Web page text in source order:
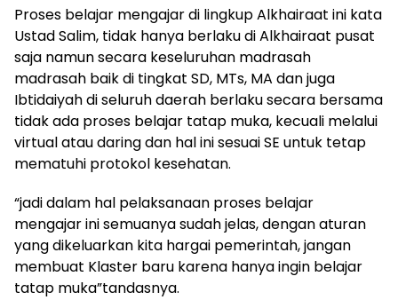
Proses belajar mengajar di lingkup Alkhairaat ini kata
Ustad Salim, tidak hanya berlaku di Alkhairaat pusat
saja namun secara keseluruhan madrasah
madrasah baik di tingkat SD, MTs, MA dan juga
Ibtidaiyah di seluruh daerah berlaku secara bersama
tidak ada proses belajar tatap muka, kecuali melalui
virtual atau daring dan hal ini sesuai SE untuk tetap
mematuhi protokol kesehatan.
“jadi dalam hal pelaksanaan proses belajar
mengajar ini semuanya sudah jelas, dengan aturan
yang dikeluarkan kita hargai pemerintah, jangan
membuat Klaster baru karena hanya ingin belajar
tatap muka”tandasnya.